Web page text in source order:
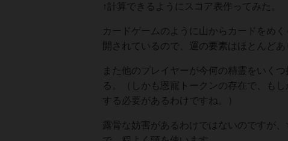
↑計算できるようにスコア表作ってみた。
カードゲームのように山からカードをめ
開されているので、運の要素はほとんどあ
また他のプレイヤーが今何の精霊をいく
る。（しかも恩寵トークンの存在で、も
する必要があるわけですね。）
露骨な妨害があるわけではないのですが